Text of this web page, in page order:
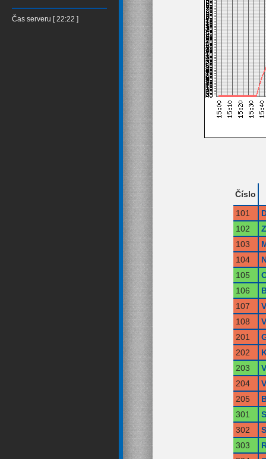
Čas serveru [ 22:22 ]
Číslo
101
102
103
104
105
106
107
108
201
202
203
204
205
301
302
303